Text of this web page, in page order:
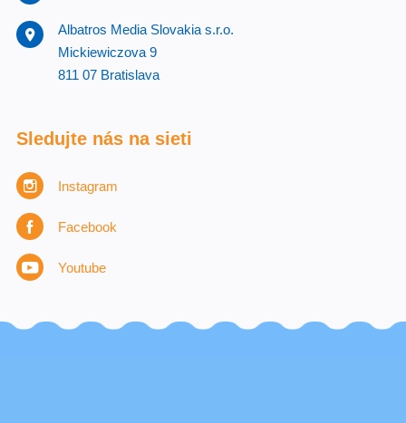
Albatros Media Slovakia s.r.o.
Mickiewiczova 9
811 07 Bratislava
Sledujte nás na sieti
Instagram
Facebook
Youtube